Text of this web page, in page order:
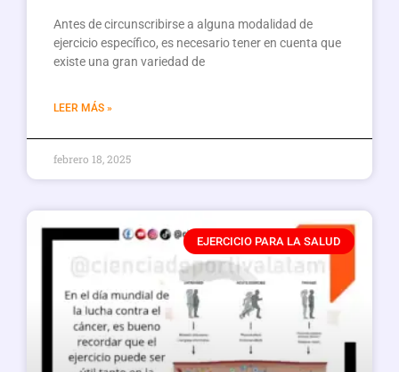
Antes de circunscribirse a alguna modalidad de
ejercicio específico, es necesario tener en cuenta que
existe una gran variedad de
LEER MÁS »
febrero 18, 2025
EJERCICIO PARA LA SALUD